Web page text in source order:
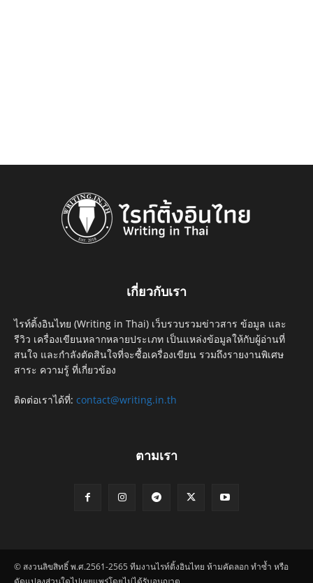
เกี่ยวกับเรา
ไรท์ติ้งอินไทย (Writing in Thai) เว็บรวบรวมข่าวสาร ข้อมูล และ
รีวิว เครื่องเขียนหลากหลายประเภท เป็นแหล่งข้อมูลให้กับผู้อ่านที่
สนใจ และกำลังตัดสินใจที่จะซื้อเครื่องเขียน รวมถึงรายงานพิเศษ
สาระ ความรู้ ที่เกี่ยวข้อง
ติดต่อเราได้ที่: contact@writing.in.th
ตามเรา
© สงวนลิขสิทธิ์ พ.ศ.2561-2565 ทีมงานไรท์ติ้งอินไทย ห้ามคัดลอก ทำซ้ำ หรือ